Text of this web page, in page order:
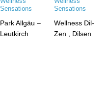
Park Allgäu –
Leutkirch
Wellness Dil-
Zen , Dilsen